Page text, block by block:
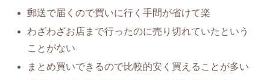
郵送で届くので買いに行く手間が省けて楽
わざわざお店まで行ったのに売り切れていたという
ことがない
まとめ買いできるので比較的安く買えることが多い